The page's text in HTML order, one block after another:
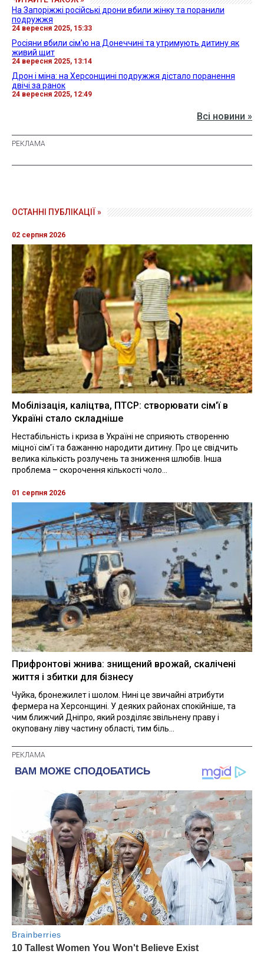
На Запоріжжі російські дрони вбили жінку та поранили
подружжя
24 вересня 2025, 15:33
Росіяни вбили сім'ю на Донеччині та утримують дитину як
живий щит
24 вересня 2025, 13:14
Дрон і міна: на Херсонщині подружжя дістало поранення
двічі за ранок
24 вересня 2025, 12:49
Всі новини »
ОСТАННІ ПУБЛІКАЦІЇ »
02 серпня 2026
Мобілізація, каліцтва, ПТСР: створювати сім'ї в
Україні стало складніше
Нестабільність і криза в Україні не сприяють створенню
міцної сім'ї та бажанню народити дитину. Про це свідчить
велика кількість розлучень та зниження шлюбів. Інша
проблема – скорочення кількості чоло...
01 серпня 2026
Прифронтові жнива: знищений врожай, скалічені
життя і збитки для бізнесу
Чуйка, бронежилет і шолом. Нині це звичайні атрибути
фермера на Херсонщині. У деяких районах спокійніше, та
чим ближчий Дніпро, який розділяє звільнену праву і
окуповану ліву частину області, тим біль...